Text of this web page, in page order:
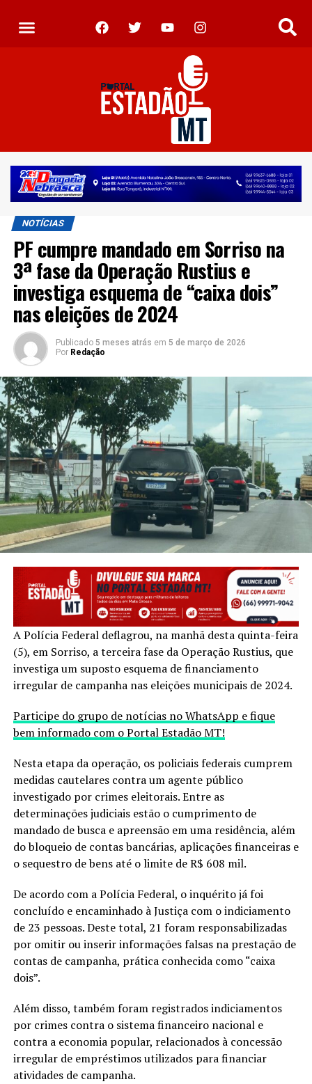
NOTÍCIAS
PF cumpre mandado em Sorriso na
3ª fase da Operação Rustius e
investiga esquema de “caixa dois”
nas eleições de 2024
Publicado 5 meses atrás em 5 de março de 2026
Por Redação
A Polícia Federal deflagrou, na manhã desta quinta-feira
(5), em Sorriso, a terceira fase da Operação Rustius, que
investiga um suposto esquema de financiamento
irregular de campanha nas eleições municipais de 2024.
Participe do grupo de notícias no WhatsApp e fique
bem informado com o Portal Estadão MT!
Nesta etapa da operação, os policiais federais cumprem
medidas cautelares contra um agente público
investigado por crimes eleitorais. Entre as
determinações judiciais estão o cumprimento de
mandado de busca e apreensão em uma residência, além
do bloqueio de contas bancárias, aplicações financeiras e
o sequestro de bens até o limite de R$ 608 mil.
De acordo com a Polícia Federal, o inquérito já foi
concluído e encaminhado à Justiça com o indiciamento
de 23 pessoas. Deste total, 21 foram responsabilizadas
por omitir ou inserir informações falsas na prestação de
contas de campanha, prática conhecida como “caixa
dois”.
Além disso, também foram registrados indiciamentos
por crimes contra o sistema financeiro nacional e
contra a economia popular, relacionados à concessão
irregular de empréstimos utilizados para financiar
atividades de campanha.